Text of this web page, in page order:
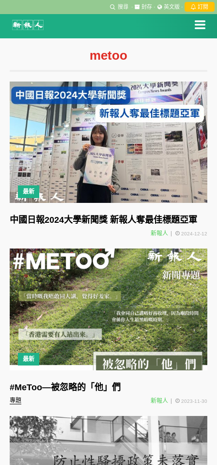
搜尋 · 封存 · 英文版 · 訂閱
metoo
最新
中國日報2024大學新聞獎 新報人奪最佳標題亞軍
新報人 2024-12-12
最新
專題
#MeToo—被忽略的「他」們
新報人 2023-11-30